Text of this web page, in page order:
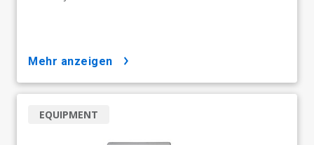
mehr anzeigen
EQUIPMENT